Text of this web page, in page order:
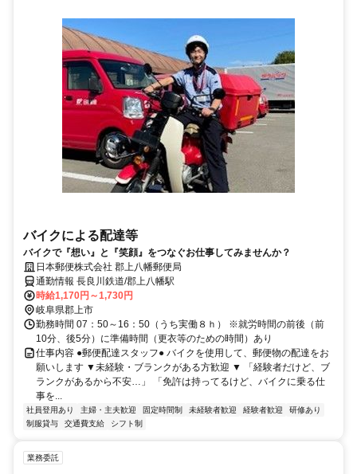
バイクによる配達等
バイクで『想い』と『笑顔』をつなぐお仕事してみませんか？
日本郵便株式会社 郡上八幡郵便局
通勤情報 長良川鉄道/郡上八幡駅
時給1,170円～1,730円
岐阜県郡上市
勤務時間 07：50～16：50（うち実働８ｈ） ※就労時間の前後（前
10分、後5分）に準備時間（更衣等のための時間）あり
仕事内容 ●郵便配達スタッフ● バイクを使用して、郵便物の配達をお
願いします ▼未経験・ブランクがある方歓迎 ▼ 「経験者だけど、ブ
ランクがあるから不安…」 「免許は持ってるけど、バイクに乗る仕
事を...
社員登用あり 主婦・主夫歓迎 固定時間制 未経験者歓迎 経験者歓迎
研修あり
制服貸与
交通費支給 シフト制
業務委託